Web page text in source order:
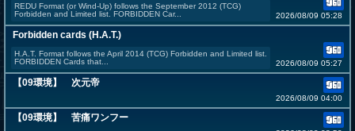
REDU Format (or Wind-Up) follows the September 2012 (TCG)
Forbidden and Limited list. FORBIDDEN Car...
2026/08/09 05:28
Forbidden cards (H.A.T.)
H.A.T. Format follows the April 2014 (TCG) Forbidden and Limited list.
FORBIDDEN Cards that...
2026/08/09 05:27
【09環境】 次元帝
2026/08/09 04:00
【09環境】 苦痛ワンフー